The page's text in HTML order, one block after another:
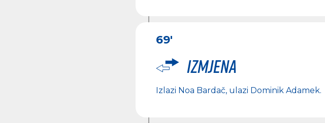
69'
Izmjena
Izlazi Noa Bardač, ulazi Dominik Adamek.